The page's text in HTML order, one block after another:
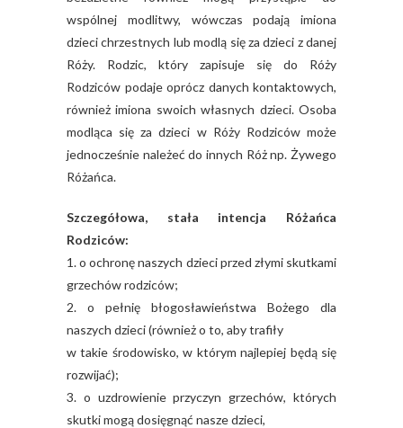
wspólnej modlitwy, wówczas podają imiona
dzieci chrzestnych lub modlą się za dzieci z danej
Róży. Rodzic, który zapisuje się do Róży
Rodziców podaje oprócz danych kontaktowych,
również imiona swoich własnych dzieci. Osoba
modląca się za dzieci w Róży Rodziców może
jednocześnie należeć do innych Róż np. Żywego
Różańca.
Szczegółowa, stała intencja Różańca
Rodziców:
1. o ochronę naszych dzieci przed złymi skutkami
grzechów rodziców;
2. o pełnię błogosławieństwa Bożego dla
naszych dzieci (również o to, aby trafiły
w takie środowisko, w którym najlepiej będą się
rozwijać);
3. o uzdrowienie przyczyn grzechów, których
skutki mogą dosięgnąć nasze dzieci,